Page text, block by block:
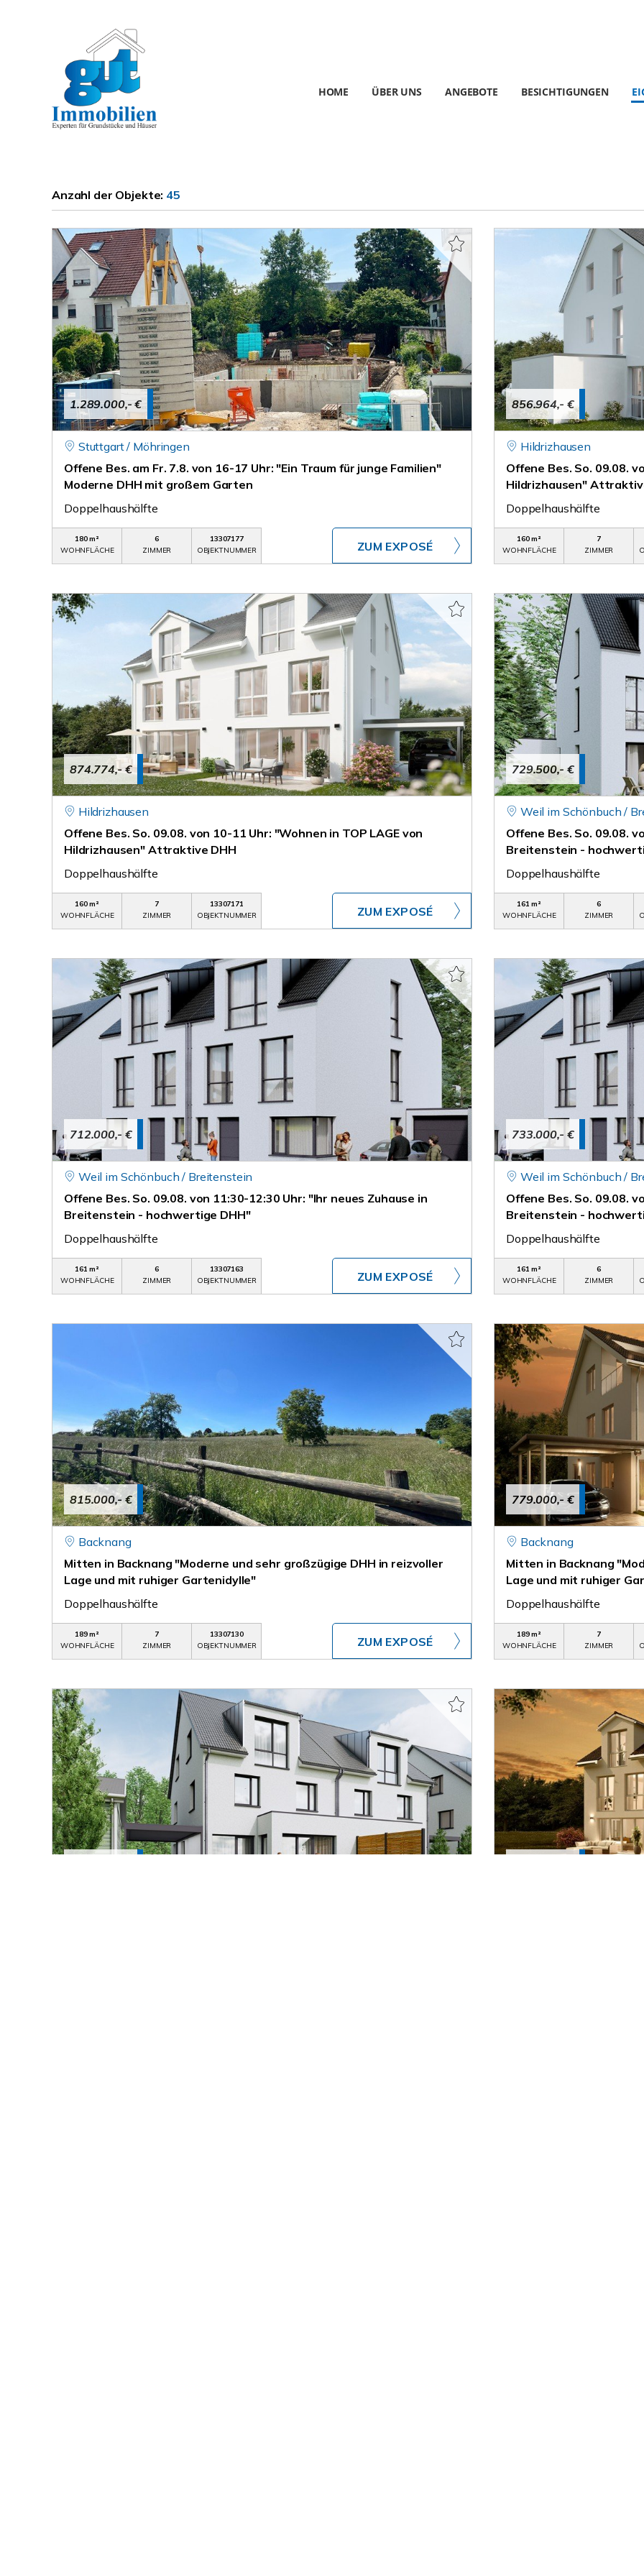
HOME ÜBER UNS ANGEBOTE BESICHTIGUNGEN
Anzahl der Objekte: 45
1.289.000,- €
Stuttgart / Möhringen
Offene Bes. am Fr. 7.8. von 16-17 Uhr: "Ein Traum für junge Familien"
Moderne DHH mit großem Garten
Doppelhaushälfte
180 m²
WOHNFLÄCHE
6
ZIMMER
13307177
OBJEKTNUMMER
ZUM EXPOSÉ
856.964,- €
Hildrizhausen
Offene Bes. So. 09.08.
Hildrizhausen"
Doppelhaushälfte
160 m²
WOHNFLÄCHE
7
ZIMMER
874.774,- €
Hildrizhausen
Offene Bes. So. 09.08. von 10-11 Uhr: "Wohnen in TOP LAGE von
Hildrizhausen" Attraktive DHH
Doppelhaushälfte
160 m²
WOHNFLÄCHE
7
ZIMMER
13307171
OBJEKTNUMMER
ZUM EXPOSÉ
729.500,- €
Weil im Schönbuch /
Offene Bes. So. 09.08.
Breitenstein -
Doppelhaushälfte
161 m²
WOHNFLÄCHE
6
ZIMMER
712.000,- €
Weil im Schönbuch / Breitenstein
Offene Bes. So. 09.08. von 11:30-12:30 Uhr: "Ihr neues Zuhause in
Breitenstein - hochwertige DHH"
Doppelhaushälfte
161 m²
WOHNFLÄCHE
6
ZIMMER
13307163
OBJEKTNUMMER
ZUM EXPOSÉ
733.000,- €
Weil im Schönbuch /
Offene Bes. So. 09.08.
Breitenstein -
Doppelhaushälfte
161 m²
WOHNFLÄCHE
6
ZIMMER
815.000,- €
Backnang
Mitten in Backnang "Moderne und sehr großzügige DHH in reizvoller
Lage und mit ruhiger Gartenidylle"
Doppelhaushälfte
189 m²
WOHNFLÄCHE
7
ZIMMER
13307130
OBJEKTNUMMER
ZUM EXPOSÉ
779.000,- €
Backnang
Mitten in Backnang
Lage und mit ruhiger
Doppelhaushälfte
189 m²
WOHNFLÄCHE
7
ZIMMER